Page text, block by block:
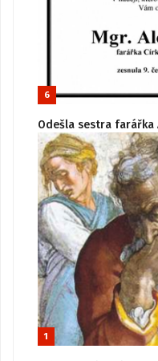
6
Odešla sestra farářka
1